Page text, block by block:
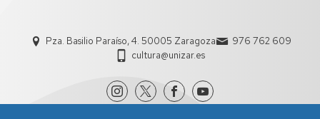
Pza. Basilio Paraíso, 4. 50005 Zaragoza
976 762 609
cultura@unizar.es